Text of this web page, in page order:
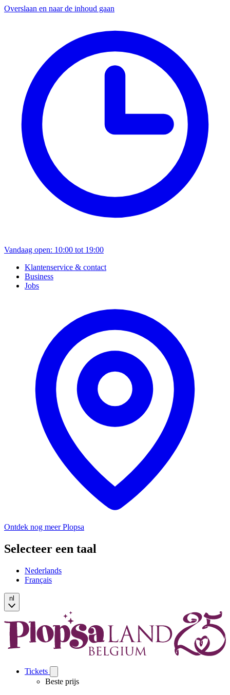
Overslaan en naar de inhoud gaan
Vandaag open: 10:00 tot 19:00
Klantenservice & contact
Business
Jobs
Ontdek nog meer Plopsa
Selecteer een taal
Nederlands
Français
nl
Tickets
Tickets
submenu
Beste prijs